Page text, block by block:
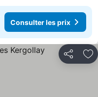
Consulter les prix
Partager